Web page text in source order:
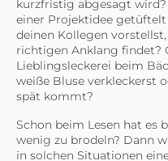
kurzfristig abgesagt
einer Projektidee
deinen Kollegen
richtigen Anklang findet?
Lieblingsleckerei beim
weiße Bluse verkleckerst
spät kommt?
Schon beim Lesen hat es
wenig zu brodeln? Dann
in solchen Situationen